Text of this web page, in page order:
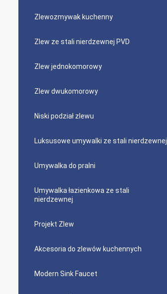
Zlewozmywak kuchenny
Zlew ze stali nierdzewnej PVD
Zlew jednokomorowy
Zlew dwukomorowy
Niski podział zlewu
Luksusowe umywalki ze stali nierdzewnej
Umywalka do pralni
Umywalka łazienkowa ze stali
nierdzewnej
Projekt Zlew
Akcesoria do zlewów kuchennych
Modern Sink Faucet